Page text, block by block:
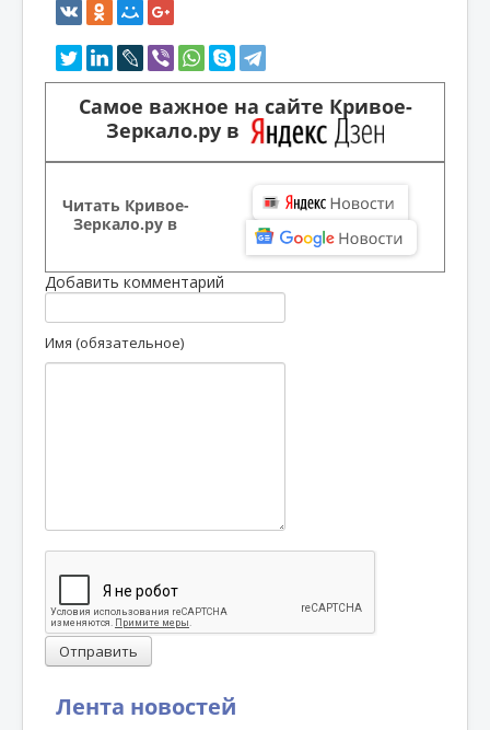
Лента новостей
Самое важное на сайте Кривое-
Зеркало.ру в
Читать Кривое-
Зеркало.ру в
Добавить комментарий
Имя (обязательное)
Отправить